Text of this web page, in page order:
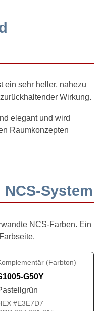
ein sehr heller, nahezu
Wirkung.
elegant und wird
Raumkonzepten
System
NCS-Farben. Ein
(Farbton)
G50Y
#E3E7D7